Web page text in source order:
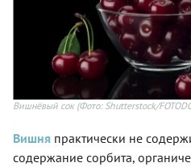
Вишнёвый сок(Фото: Shutterstock/
Вишня практически не
содержание сорбита,